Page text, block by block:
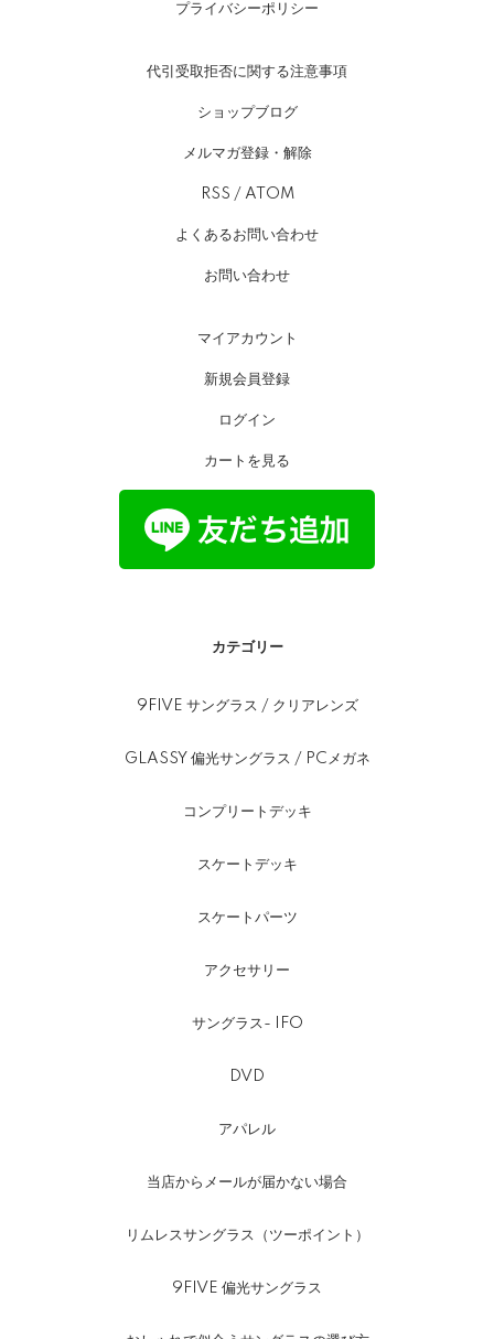
プライバシーポリシー
代引受取拒否に関する注意事項
ショップブログ
メルマガ登録・解除
RSS / ATOM
よくあるお問い合わせ
お問い合わせ
マイアカウント
新規会員登録
ログイン
カートを見る
カテゴリー
9FIVE サングラス / クリアレンズ
GLASSY 偏光サングラス / PCメガネ
コンプリートデッキ
スケートデッキ
スケートパーツ
アクセサリー
サングラス- IFO
DVD
アパレル
当店からメールが届かない場合
リムレスサングラス（ツーポイント）
9FIVE 偏光サングラス